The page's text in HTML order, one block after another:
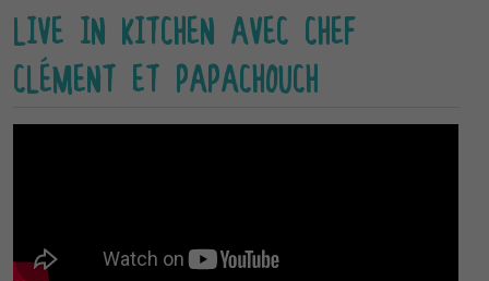
LIVE IN KITCHEN AVEC CHEF
CLÉMENT ET PAPACHOUCH